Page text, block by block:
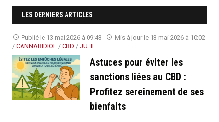
LES DERNIERS ARTICLES
Publié le 13 mai 2026 à 09:43 Mis à jour le 13 mai 2026 à 10:02
/ CANNABIDIOL / CBD / JULIE
Astuces pour éviter les
sanctions liées au CBD :
Profitez sereinement de ses
bienfaits